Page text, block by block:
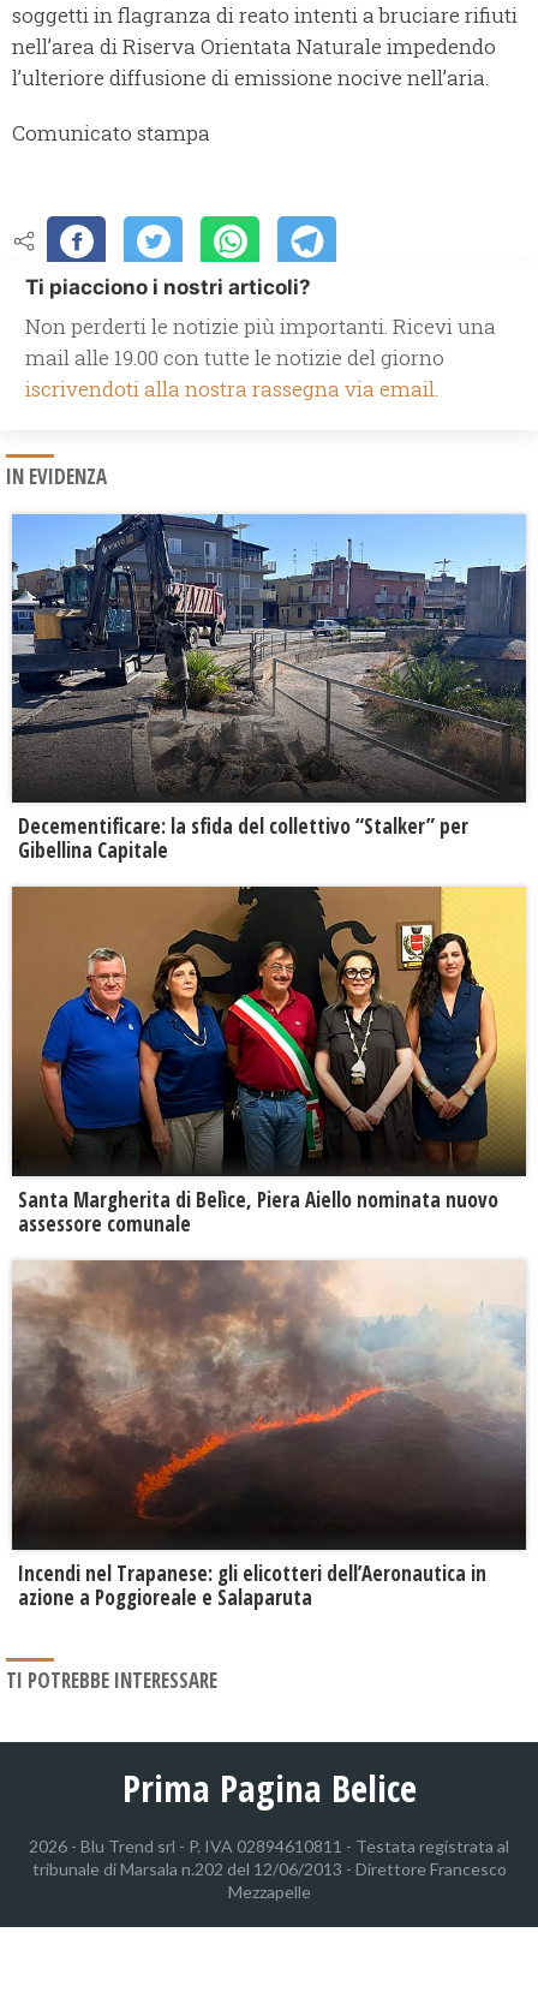
soggetti in flagranza di reato intenti a bruciare rifiuti
nell’area di Riserva Orientata Naturale impedendo
l’ulteriore diffusione di emissione nocive nell’aria.
Comunicato stampa
Ti piacciono i nostri articoli?
Non perderti le notizie più importanti. Ricevi una
mail alle 19.00 con tutte le notizie del giorno
iscrivendoti alla nostra rassegna via email.
IN EVIDENZA
Decementificare: la sfida del collettivo “Stalker” per
Gibellina Capitale
Santa Margherita di Belìce, Piera Aiello nominata nuovo
assessore comunale
Incendi nel Trapanese: gli elicotteri dell’Aeronautica in
azione a Poggioreale e Salaparuta
TI POTREBBE INTERESSARE
Prima Pagina Belice
2026 - Blu Trend srl - P. IVA 02894610811 - Testata registrata al
tribunale di Marsala n.202 del 12/06/2013 - Direttore Francesco
Mezzapelle